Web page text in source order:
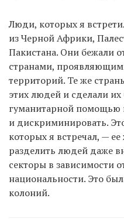
Люди, которых я
из Черной Африки,
Пакистана. Они бежали
странами,
территорий. Те же
этих людей и сделали
гуманитарной помощью
и дискриминировать.
которых я встречал, —
разделить людей даже
секторы в зависимости
национальности. Это
колоний.